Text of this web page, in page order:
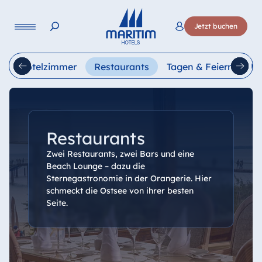
Jetzt buchen
English Français
Hotelzimmer Restaurants Tagen & Feiern
Restaurants
Zwei Restaurants, zwei Bars und eine
Beach Lounge – dazu die
Sternegastronomie in der Orangerie. Hier
schmeckt die Ostsee von ihrer besten
Seite.